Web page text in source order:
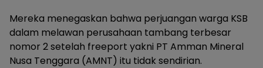
Mereka menegaskan bahwa perjuangan warga KSB
dalam melawan perusahaan tambang terbesar
nomor 2 setelah freeport yakni PT Amman Mineral
Nusa Tenggara (AMNT) itu tidak sendirian.